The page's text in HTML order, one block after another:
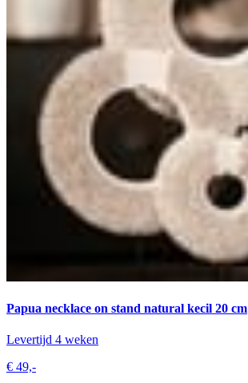
Papua necklace on stand natural kecil 20 cm
Levertijd 4 weken
€ 49,-